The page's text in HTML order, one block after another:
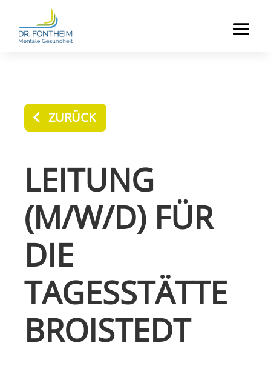
ZURÜCK
LEITUNG
(M/W/D) FÜR
DIE
TAGESSTÄTTE
BROISTEDT